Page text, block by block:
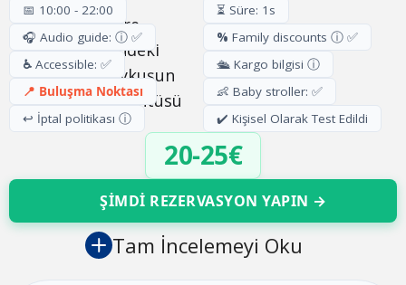
📅 10:00 - 22:00
🎧 Audio guide: ⓘ ✅
♿ Accessible: ✅
📍 Buluşma Noktası
↩️ İptal politikası ⓘ
⏳ Süre: 1s
% Family discounts ⓘ ✅
🛳️ Kargo bilgisi ⓘ
👶 Baby stroller: ✅
✔️ Kişisel Olarak Test Edildi
20-25€
ŞİMDİ REZERVASYON YAPIN →
Tam İncelemeyi Oku